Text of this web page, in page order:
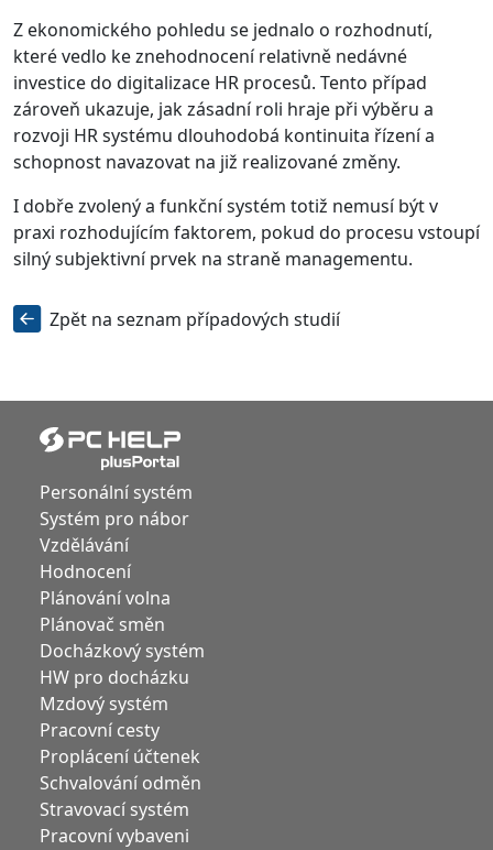
Z ekonomického pohledu se jednalo o rozhodnutí,
které vedlo ke znehodnocení relativně nedávné
investice do digitalizace HR procesů. Tento případ
zároveň ukazuje, jak zásadní roli hraje při výběru a
rozvoji HR systému dlouhodobá kontinuita řízení a
schopnost navazovat na již realizované změny.
I dobře zvolený a funkční systém totiž nemusí být v
praxi rozhodujícím faktorem, pokud do procesu vstoupí
silný subjektivní prvek na straně managementu.
Zpět na seznam případových studií
Personální systém
Systém pro nábor
Vzdělávání
Hodnocení
Plánování volna
Plánovač směn
Docházkový systém
HW pro docházku
Mzdový systém
Pracovní cesty
Proplácení účtenek
Schvalování odměn
Stravovací systém
Pracovní vybaveni